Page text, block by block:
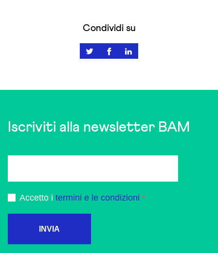
Condividi su
Iscriviti alla newsletter BAM
Accetto i termini e le condizioni
INVIA